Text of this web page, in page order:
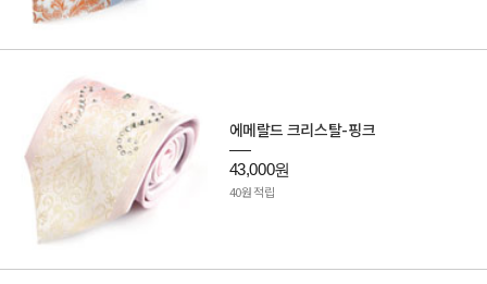
에메랄드 크리스탈-핑크
43,000원
40원 적립